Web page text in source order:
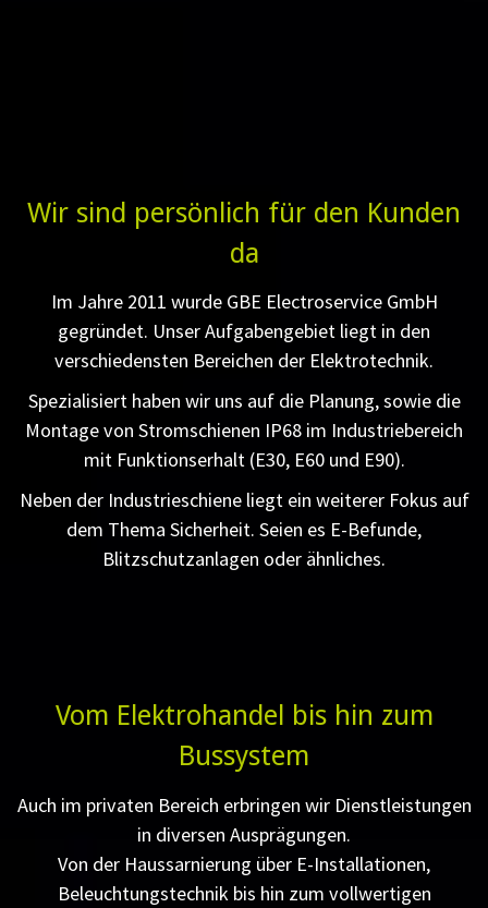
Wir sind persönlich für den Kunden
da
Im Jahre 2011 wurde GBE Electroservice GmbH
gegründet. Unser Aufgabengebiet liegt in den
verschiedensten Bereichen der Elektrotechnik.
Spezialisiert haben wir uns auf die Planung, sowie die
Montage von Stromschienen IP68 im Industriebereich
mit Funktionserhalt (E30, E60 und E90).
Neben der Industrieschiene liegt ein weiterer Fokus auf
dem Thema Sicherheit. Seien es E-Befunde,
Blitzschutzanlagen oder ähnliches.
Vom Elektrohandel bis hin zum
Bussystem
Auch im privaten Bereich erbringen wir Dienstleistungen
in diversen Ausprägungen.
Von der Haussarnierung über E-Installationen,
Beleuchtungstechnik bis hin zum vollwertigen